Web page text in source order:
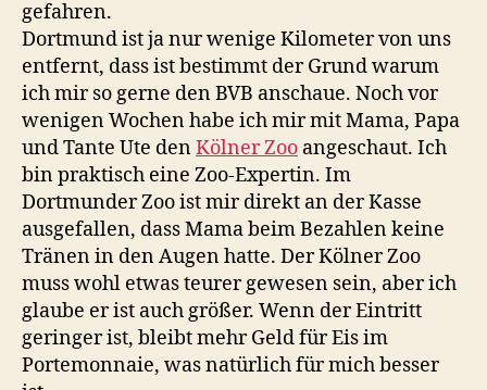
gefahren.
Dortmund ist ja nur wenige Kilometer von uns
entfernt, dass ist bestimmt der Grund warum
ich mir so gerne den BVB anschaue. Noch vor
wenigen Wochen habe ich mir mit Mama, Papa
und Tante Ute denKölner Zoo angeschaut. Ich
bin praktisch eine Zoo-Expertin. Im
Dortmunder Zoo ist mir direkt an der Kasse
ausgefallen, dass Mama beim Bezahlen keine
Tränen in den Augen hatte. Der Kölner Zoo
muss wohl etwas teurer gewesen sein, aber ich
glaube er ist auch größer. Wenn der Eintritt
geringer ist, bleibt mehr Geld für Eis im
Portemonnaie, was natürlich für mich besser